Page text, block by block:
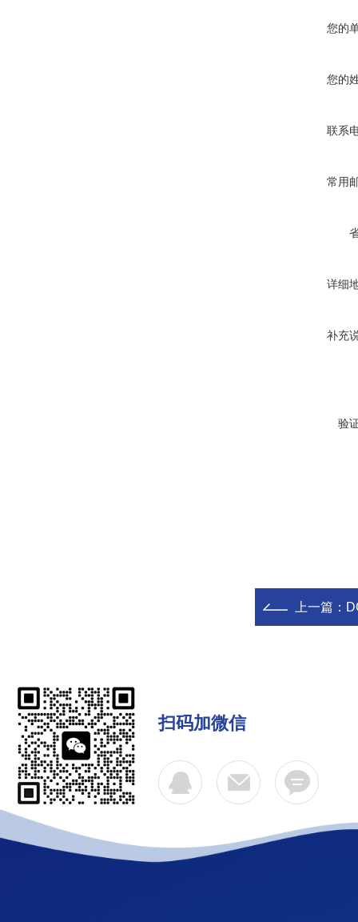
您的
您的
联系
常用
详细
补充
验
上一篇：
扫码加微信